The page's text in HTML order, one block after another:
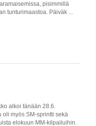
pisimmillä
tunturimaastoa. Päiväk ...
alkoi tänään 28.6.
myös SM-sprintti sekä
elokuun MM-kilpailuihin.